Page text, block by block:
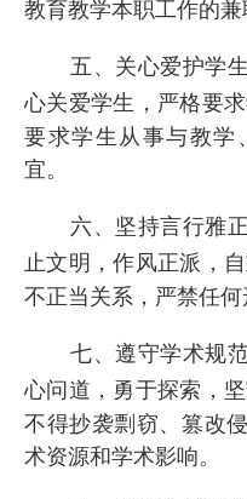
教育教学本职工作的兼
五、关心爱护学
心关爱学生，严格要
要求学生从事与教学
宜。
六、坚持言行雅
止文明，作风正派，
不正当关系，严禁任何
七、遵守学术规
心问道，勇于探索，
不得抄袭剽窃、篡改
术资源和学术影响。